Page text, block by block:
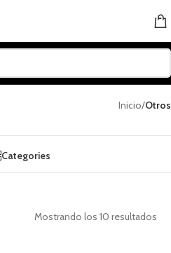
Inicio/Otros
Categories
Mostrando los 10 resultados